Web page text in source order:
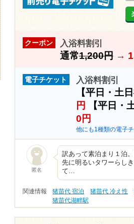
クーポン 入浴料割引
通常1,200円→
電子チケット 入浴料割引
【平日・土
円
【平日・
0円
他にも1種類の電子
匿名
訳あって素泊まり１泊
先に明るいタワーらし
て…
関連情報 猪苗代 宿泊 猪苗代 冷え性
猪苗代湖畔駅